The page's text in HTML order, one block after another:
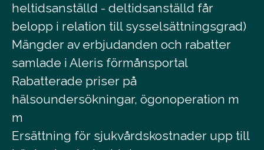
heltidsanställd - deltidsanställd får
belopp i relation till sysselsättningsgrad)
Mängder av erbjudanden och rabatter
samlade i Aleris förmånsportal
Rabatterade priser på
hälsoundersökningar, ögonoperation m
m
Ersättning för sjukvårdskostnader upp till